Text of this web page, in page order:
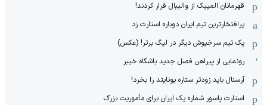
قهرمانان المپیک از والیبال فرار کردند!
پرافتخارترین تیم ایران دوباره استارت زد
یک تیم سرخپوش دیگر در لیگ برتر! (عکس)
رونمایی از پیراهن فصل جدید باشگاه خیبر
آرسنال باید زودتر ستاره یونایتد را بخرد!
استارت پاسور شماره یک ایران برای مأموریت بزرگ